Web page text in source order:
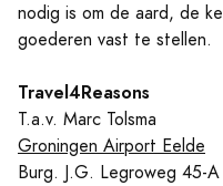
nodig is om de aard, de
goederen vast te stellen.
Travel4Reasons
T.a.v. Marc Tolsma
Groningen Airport Eelde
Burg. J.G. Legroweg 45-A